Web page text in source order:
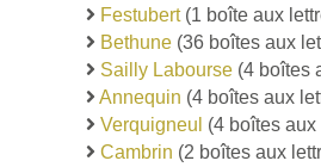
Festubert(1 boîte aux
Bethune (36 boîtes aux
Sailly Labourse (4 boîtes
Annequin (4 boîtes aux
Verquigneul (4 boîtes
Cambrin (2 boîtes aux